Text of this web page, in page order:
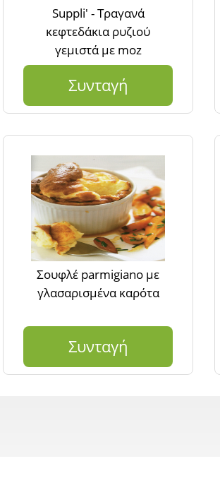
Suppli' - Τραγανά
κεφτεδάκια ρυζιού
γεμιστά με moz
Συνταγή
Σουφλέ parmigiano με
γλασαρισμένα καρότα
Συνταγή